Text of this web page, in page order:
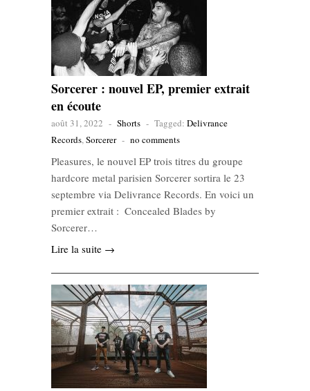
Sorcerer : nouvel EP, premier extrait
en écoute
août 31, 2022 - Shorts - Tagged: Delivrance
Records,Sorcerer - no comments
Pleasures, le nouvel EP trois titres du groupe
hardcore metal parisien Sorcerer sortira le 23
septembre via Delivrance Records. En voici un
premier extrait : Concealed Blades by
Sorcerer…
Lire la suite →